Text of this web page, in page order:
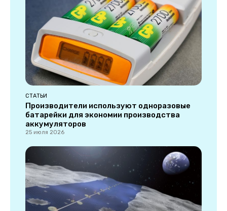
СТАТЬИ
Производители используют одноразовые
батарейки для экономии производства
аккумуляторов
25 июля 2026